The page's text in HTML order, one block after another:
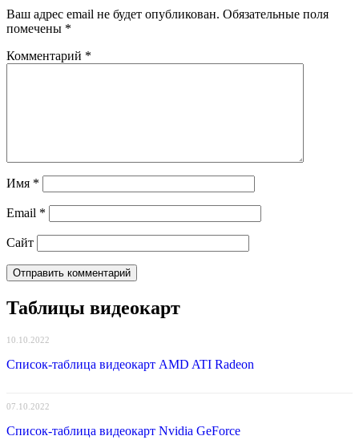
Ваш адрес email не будет опубликован. Обязательные поля
помечены *
Комментарий *
Имя *
Email *
Сайт
Таблицы видеокарт
10.10.2022
Список-таблица видеокарт AMD ATI Radeon
07.10.2022
Список-таблица видеокарт Nvidia GeForce